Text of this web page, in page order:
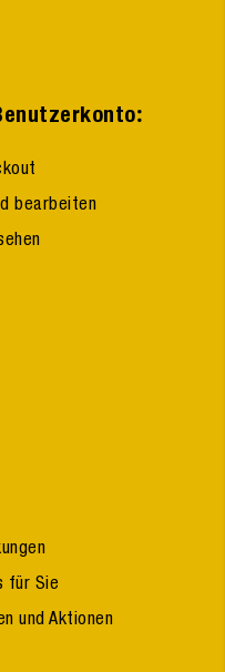
:
bearbeiten
für Sie
und Aktionen